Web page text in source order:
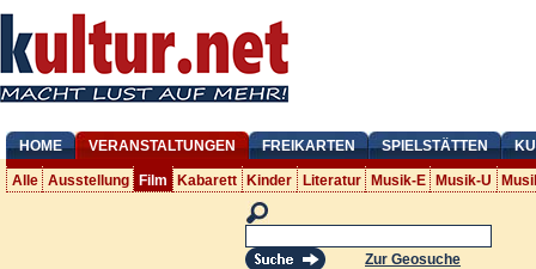
HOME VERANSTALTUNGEN FREIKARTEN SPIELSTÄTTEN
Alle Ausstellung Film Kabarett Kinder Literatur Musik-E Musik-U
Zur Geosuche